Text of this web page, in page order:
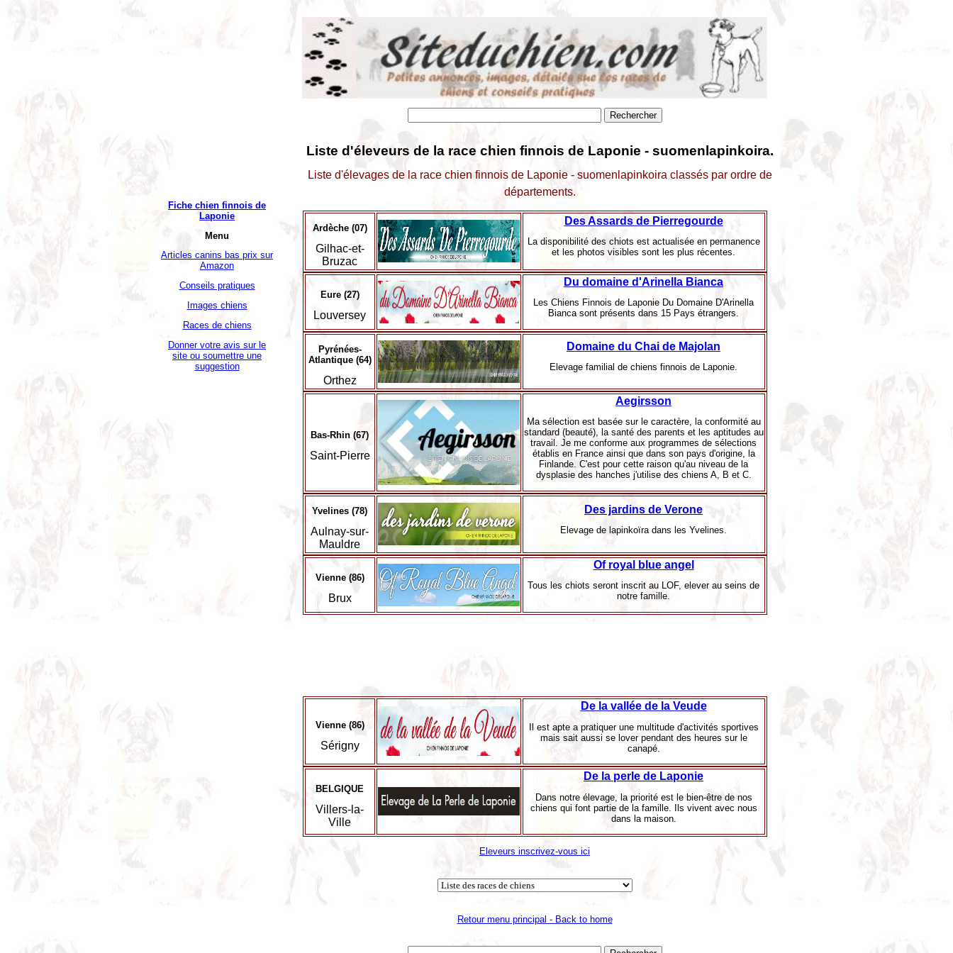
Fiche chien finnois de
Laponie
Menu
Articles canins bas prix sur
Amazon
Conseils pratiques
Images chiens
Races de chiens
Donner votre avis sur le
site ou soumettre une
suggestion
Liste d'éleveurs de la race chien finnois de Laponie - suomenlapinkoira.
Liste d'élevages de la race chien finnois de Laponie - suomenlapinkoira classés par ordre de
départements.
Ardèche (07)
Gilhac-et-
Bruzac
Des Assards de Pierregourde
La disponibilité des chiots est actualisée en permanence
et les photos visibles sont les plus récentes.
Eure (27)
Louversey
Du domaine d'Arinella Bianca
Les Chiens Finnois de Laponie Du Domaine D'Arinella
Bianca sont présents dans 15 Pays étrangers.
Pyrénées-
Atlantique (64)
Orthez
Domaine du Chai de Majolan
Elevage familial de chiens finnois de Laponie.
Bas-Rhin (67)
Saint-Pierre
Aegirsson
Ma sélection est basée sur le caractère, la conformité au
standard (beauté), la santé des parents et les aptitudes au
travail. Je me conforme aux programmes de sélections
établis en France ainsi que dans son pays d'origine, la
Finlande. C'est pour cette raison qu'au niveau de la
dysplasie des hanches j'utilise des chiens A, B et C.
Yvelines (78)
Aulnay-sur-
Mauldre
Des jardins de Verone
Elevage de lapinkoïra dans les Yvelines.
Vienne (86)
Brux
Of royal blue angel
Tous les chiots seront inscrit au LOF, elever au seins de
notre famille.
Vienne (86)
Sérigny
De la vallée de la Veude
Il est apte a pratiquer une multitude d'activités sportives
mais sait aussi se lover pendant des heures sur le
canapé.
BELGIQUE
Villers-la-
Ville
De la perle de Laponie
Dans notre élevage, la priorité est le bien-être de nos
chiens qui font partie de la famille. Ils vivent avec nous
dans la maison.
Eleveurs inscrivez-vous ici
Retour menu principal - Back to home